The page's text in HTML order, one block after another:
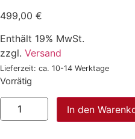
499,00 €
Enthält 19% MwSt.
zzgl. Versand
Lieferzeit: ca. 10-14 Werktage
Vorrätig
kdFi
PNP
In den